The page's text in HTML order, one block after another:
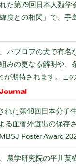
た第79回日本人類学
度との相関」で、手
パブロフの犬で有名
みの更なる解明や、
期待されます。こ
れた第48回日本分子
る血管外遊出の保存
Poster Award
農学研究院の平川英